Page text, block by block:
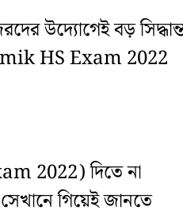
উদ্যোগেই বড়
HS Exam 2022
2022) দিতে না
গিয়েই জানতে